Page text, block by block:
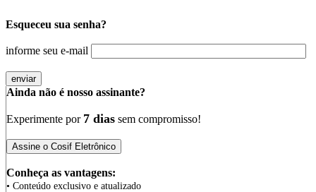
Esqueceu sua senha?
informe seu e-mail
Ainda não é nosso assinante?
Experimente por 7 dias sem compromisso!
Conheça as vantagens:
• Conteúdo exclusivo e atualizado